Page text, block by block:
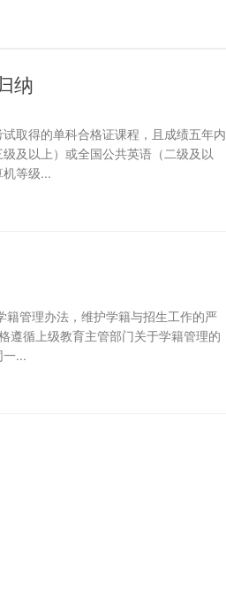
纳
取得的单科合格证课程，且成绩五年内
及以上）或全国公共英语（二级及以
等级...
管理办法，维护学籍与招生工作的严
遵循上级教育主管部门关于学籍管理的
...